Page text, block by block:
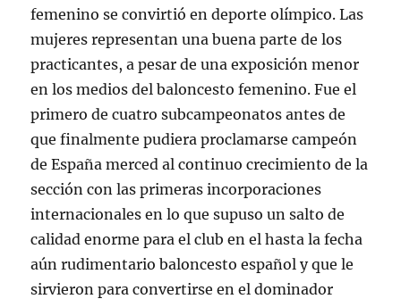
femenino se convirtió en deporte olímpico. Las
mujeres representan una buena parte de los
practicantes, a pesar de una exposición menor
en los medios del baloncesto femenino. Fue el
primero de cuatro subcampeonatos antes de
que finalmente pudiera proclamarse campeón
de España merced al continuo crecimiento de la
sección con las primeras incorporaciones
internacionales en lo que supuso un salto de
calidad enorme para el club en el hasta la fecha
aún rudimentario baloncesto español y que le
sirvieron para convertirse en el dominador